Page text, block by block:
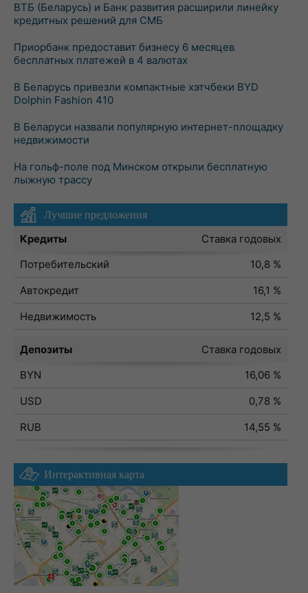
ВТБ (Беларусь) и Банк развития расширили линейку
кредитных решений для СМБ
Приорбанк предоставит бизнесу 6 месяцев
бесплатных платежей в 4 валютах
В Беларусь привезли компактные хэтчбеки BYD
Dolphin Fashion 410
В Беларуси назвали популярную интернет-площадку
недвижимости
На гольф-поле под Минском открыли бесплатную
лыжную трассу
Лучшие предложения
Кредиты
Ставка годовых
Потребительский
10,8 %
Автокредит
16,1 %
Недвижимость
12,5 %
Депозиты
Ставка годовых
BYN
16,06 %
USD
0,78 %
RUB
14,55 %
Интерактивная карта